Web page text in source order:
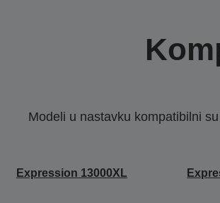
Modeli u nastavku kompatibilni
Expression 13000XL